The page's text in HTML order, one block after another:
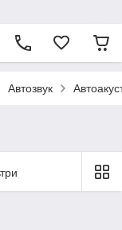
Автозвук